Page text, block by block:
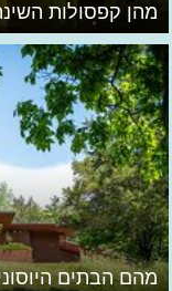
מהן קפסולות
מהם הבתים